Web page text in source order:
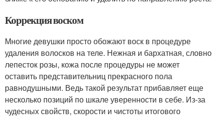
Коррекция воском
Многие девушки просто обожают воск в процедуре
удаления волосков на теле. Нежная и бархатная, словно
лепесток розы, кожа после процедуры не может
оставить представительниц прекрасного пола
равнодушными. Ведь такой результат прибавляет еще
несколько позиций по шкале уверенности в себе. Из-за
чудесных свойств, скорости и чистоты итогового